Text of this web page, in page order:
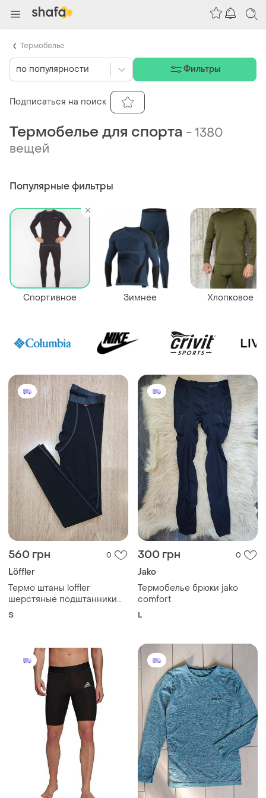
Термобелье для спорта -1380
вещей
560 грн 0
Löffler
Термо штаны loffler
шерстяные подштанники
теплые поддевка
S
300 грн 0
Jako
Термобелье брюки jako
comfort
L
Популярные фильтры
Спортивное Зимнее Хлопковое
по популярности Фильтры
Подписаться на поиск
Термобелье